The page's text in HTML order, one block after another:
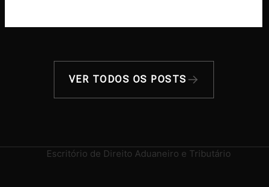
VER TODOS OS POSTS